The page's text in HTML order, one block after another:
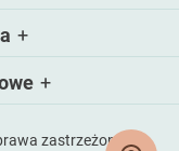
zastrzeżone.